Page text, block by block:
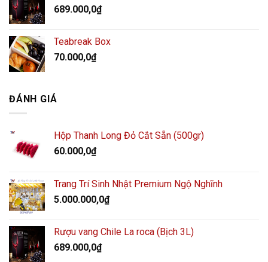
689.000,0₫
Teabreak Box
70.000,0₫
ĐÁNH GIÁ
Hộp Thanh Long Đỏ Cắt Sẵn (500gr)
60.000,0₫
Trang Trí Sinh Nhật Premium Ngộ Nghĩnh
5.000.000,0₫
Rượu vang Chile La roca (Bịch 3L)
689.000,0₫